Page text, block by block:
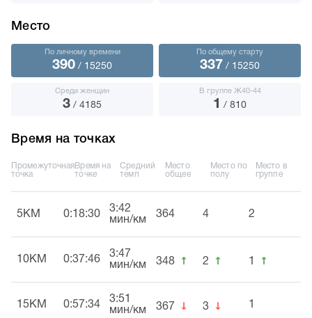
Место
По личному времени
390 / 15250
По общему старту
337 / 15250
Среди женщин
3 / 4185
В группе Ж40-44
1 / 810
Время на точках
Промежуточная
точка
Время на
точке
Средний
темп
Место
общее
Место по
полу
Место в
группе
5KM 0:18:30
3:42
мин/км
364 4 2
10KM 0:37:46
3:47
мин/км
348 ↑ 2 ↑ 1 ↑
15KM 0:57:34
3:51
мин/км
367 ↓ 3 ↓